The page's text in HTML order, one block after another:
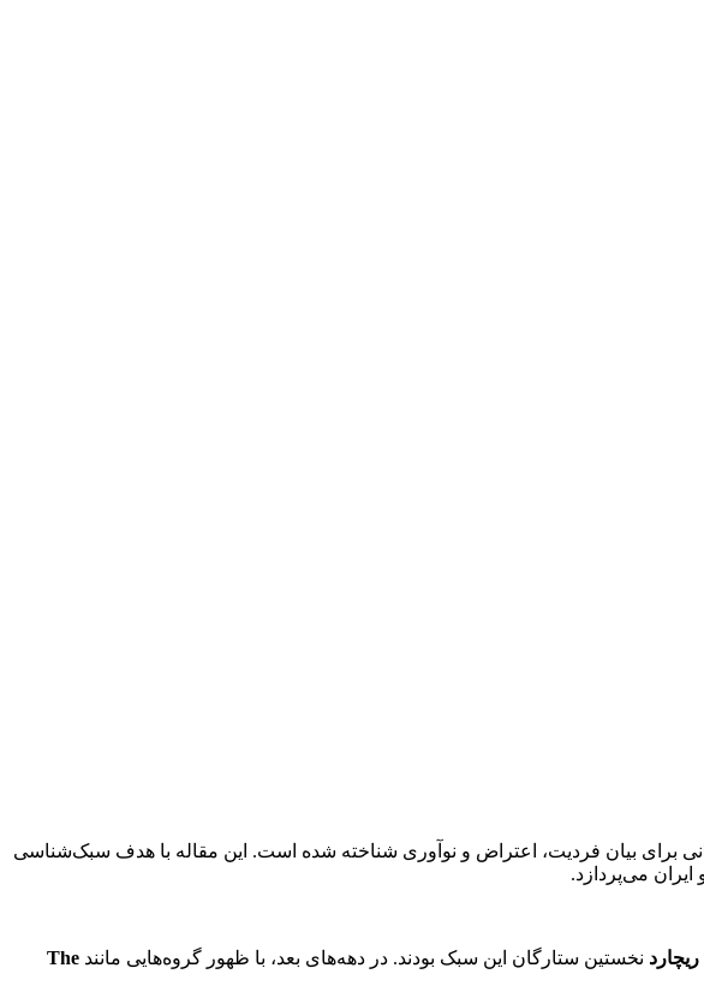
برای بیان فردیت، اعتراض و نوآوری شناخته شده است. این مقاله با هدف سبک‌شناسی
می‌پردازد.
ریچارد نخستین ستارگان این سبک بودند. در دهه‌های بعد، با ظهور گروه‌هایی مانند The